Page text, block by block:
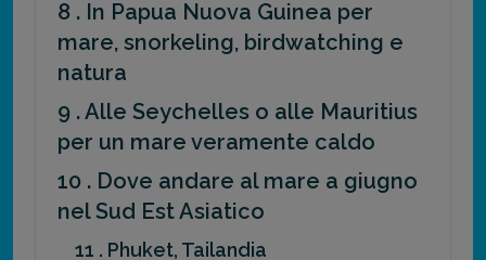
8 . In Papua Nuova Guinea per
mare, snorkeling, birdwatching e
natura
9 . Alle Seychelles o alle Mauritius
per un mare veramente caldo
10 . Dove andare al mare a giugno
nel Sud Est Asiatico
11 . Phuket, Tailandia